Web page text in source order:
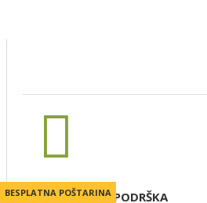
ONLINE PODRŠKA
BESPLATNA POŠTARINA
BESPLATNA POŠTARINA